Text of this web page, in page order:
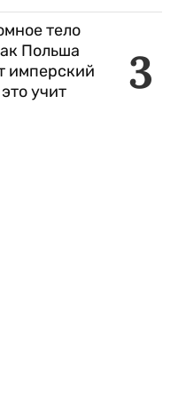
3
тело
Польша
имперский
учит